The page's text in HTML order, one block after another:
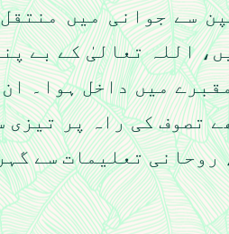
سے جوانی میں
گئے۔ ٢٠٠١ میں، اللہ
میں داخل ہوا۔
تصوف کی راہ پر
روحانی تعلیمات سے